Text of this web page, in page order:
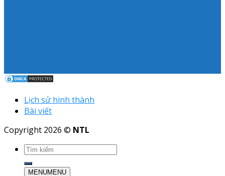
Lịch sử hình thành
Bài viết
Copyright 2026 © NTL
MENUMENU